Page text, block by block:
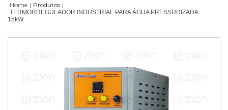
Home Produtos
TERMORREGULADOR INDUSTRIAL PARA ÁGUA PRESSURIZADA
15kW